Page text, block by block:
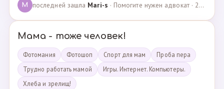
M последней зашла Mari-s · Помогите нужен адвокат · 24.04.2025
Мама - тоже человек!
Фотомания Фотошоп Спорт для мам
Проба пера
Трудно работать мамой
Игры. Интернет. Компьютеры.
Хлеба и зрелищ!